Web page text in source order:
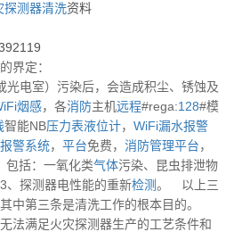
探测器清洗资料
界定：
光电室）污染后，会造成积尘、锈蚀及
烟感，各消防主机远程#rega:128#模
智能NB压力表液位计， WiFi漏水报警
报警系统， 平台免费， 消防管理平台，
包括：一氧化类气体污染、昆虫排泄物
探测器电性能的重新检测。 以上三
中第三条是清洗工作的根本目的。
法满足火灾探测器生产的工艺条件和